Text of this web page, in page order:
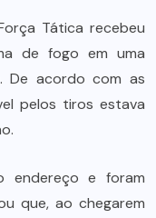
Tática recebeu
de fogo em uma
De acordo com as
pelos tiros estava
endereço e foram
que, ao chegarem